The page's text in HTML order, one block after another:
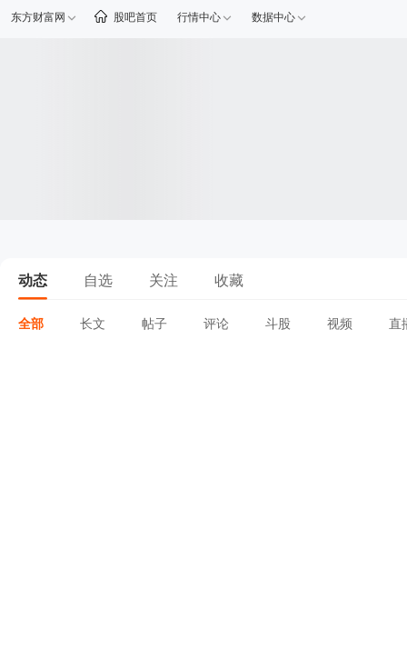
东方财富网 股吧首页 行情中心 数据中心
动态 自选 关注 收藏
全部 长文 帖子 评论 斗股 视频 直